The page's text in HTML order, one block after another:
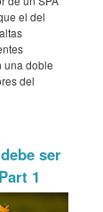
el del
una doble
del
ser
1